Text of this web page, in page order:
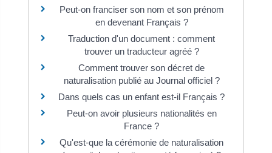
Peut-on franciser son nom et son prénom
en devenant Français ?
Traduction d'un document : comment
trouver un traducteur agréé ?
Comment trouver son décret de
naturalisation publié au Journal officiel ?
Dans quels cas un enfant est-il Français ?
Peut-on avoir plusieurs nationalités en
France ?
Qu'est-que la cérémonie de naturalisation